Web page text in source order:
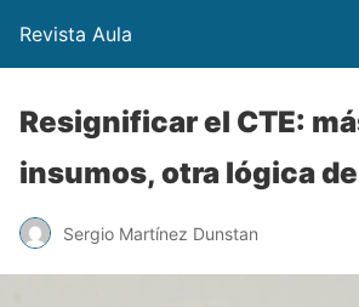
Revista Aula
Resignificar el CTE:
insumos, otra lógica
Sergio Martínez Dunstan